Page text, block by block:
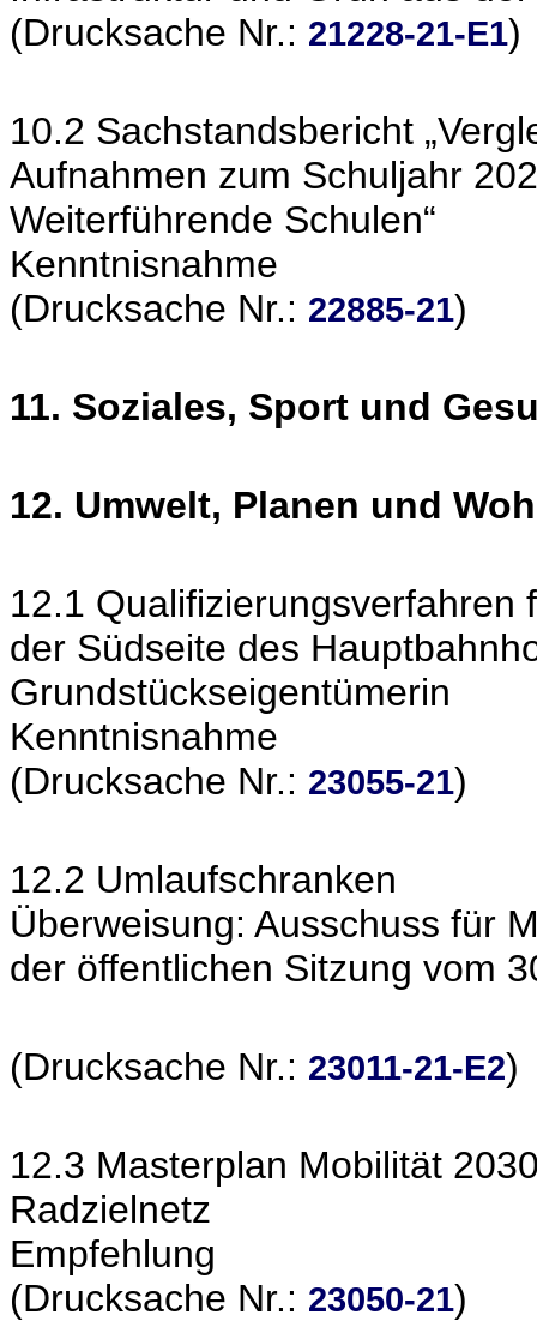
(Drucksache Nr.: 21228-21-E1)
10.2 Sachstandsbericht
Aufnahmen zum Schuljahr
Weiterführende Schulen“
Kenntnisnahme
(Drucksache Nr.: 22885-21)
11. Soziales, Sport und
12. Umwelt, Planen und
12.1
der Südseite des
Grundstückseigentümerin
Kenntnisnahme
(Drucksache Nr.: 23055-21)
12.2 Umlaufschranken
Überweisung: Ausschuss für
der öffentlichen Sitzung vom
(Drucksache Nr.: 23011-21-E2)
12.3 Masterplan Mobilität
Radzielnetz
Empfehlung
(Drucksache Nr.: 23050-21)